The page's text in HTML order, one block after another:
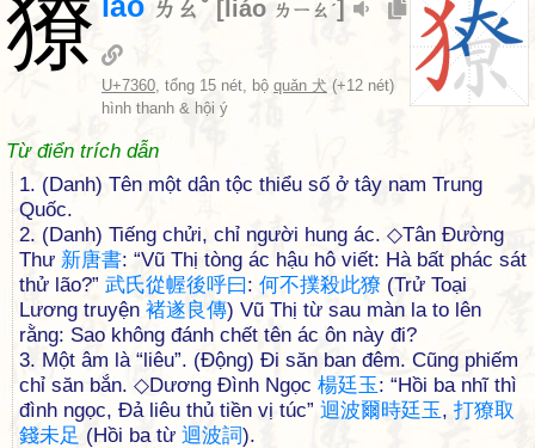
獠 ㄌㄠˇ [ liáo ㄌㄧㄠˊ]
U+7360, tổng 15 nét, bộ quǎn 犬 (+12 nét)
hình thanh & hội ý
Từ điển trích dẫn
1. (Danh) Tên một dân tộc thiểu số ở tây nam Trung
Quốc.
2. (Danh) Tiếng chửi, chỉ người hung ác. ◇Tân Đường
Thư 新唐書: “Vũ Thị tòng ác hậu hô viết: Hà bất phác sát
thử lão?” 武氏從幄後呼曰: 何不撲殺此獠 (Trử Toại
Lương truyện 褚遂良傳) Vũ Thị từ sau màn la to lên
rằng: Sao không đánh chết tên ác ôn này đi?
3. Một âm là “liêu”. (Động) Đi săn ban đêm. Cũng phiếm
chỉ săn bắn. ◇Dương Đình Ngọc 楊廷玉: “Hồi ba nhĩ thì
đình ngọc, Đả liêu thủ tiền vị túc” 迴波爾時廷玉, 打獠取
錢未足 (Hồi ba từ 迴波詞).